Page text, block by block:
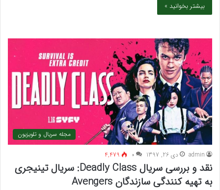
بیشتر بخوانید »
مجله سریال و تلویزیون
admin دی 26, 1397 ۰ 4,479
نقد و بررسی سریال Deadly Class: سریال تینیجری
به تهیه کنندگی سازندگان Avengers